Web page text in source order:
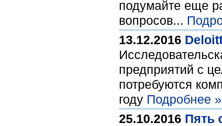
подумайте еще
вопросов...
13.12.2016
предприятий с
потребуются
году Подробнее »
25.10.2016 Пять